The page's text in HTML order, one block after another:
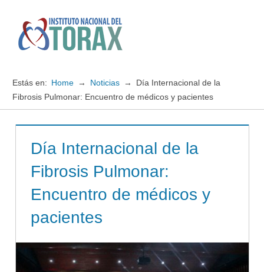
contenido
Instituto
del
TORAX
Estás en: Home Noticias
Día Internacional de la
Fibrosis Pulmonar: Encuentro de médicos y pacientes
Día Internacional de la
Fibrosis Pulmonar:
Encuentro de médicos y
pacientes